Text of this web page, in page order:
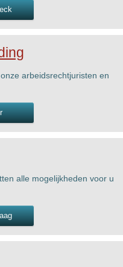
arbeidsrechtjuristen en
alle mogelijkheden voor u